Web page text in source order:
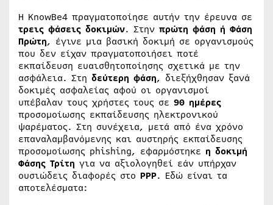
Η KnowBe4 πραγματοποίησε αυτήν την έρευνα σε
τρεις φάσεις δοκιμών. Στην πρώτη φάση ή Φάση
Πρώτη, έγινε μια βασική δοκιμή σε οργανισμούς
που δεν είχαν πραγματοποιήσει ποτέ
εκπαίδευση ευαισθητοποίησης σχετικά με την
ασφάλεια. Στη δεύτερη φάση, διεξήχθησαν ξανά
δοκιμές ασφαλείας αφού οι οργανισμοί
υπέβαλαν τους χρήστες τους σε 90 ημέρες
προσομοίωσης εκπαίδευσης ηλεκτρονικού
ψαρέματος. Στη συνέχεια, μετά από ένα χρόνο
επαναλαμβανόμενης και αυστηρής εκπαίδευσης
προσομοίωσης phishing, εφαρμόστηκε η δοκιμή
Φάσης Τρίτη για να αξιολογηθεί εάν υπήρχαν
ουσιώδεις διαφορές στο PPP. Εδώ είναι τα
αποτελέσματα: